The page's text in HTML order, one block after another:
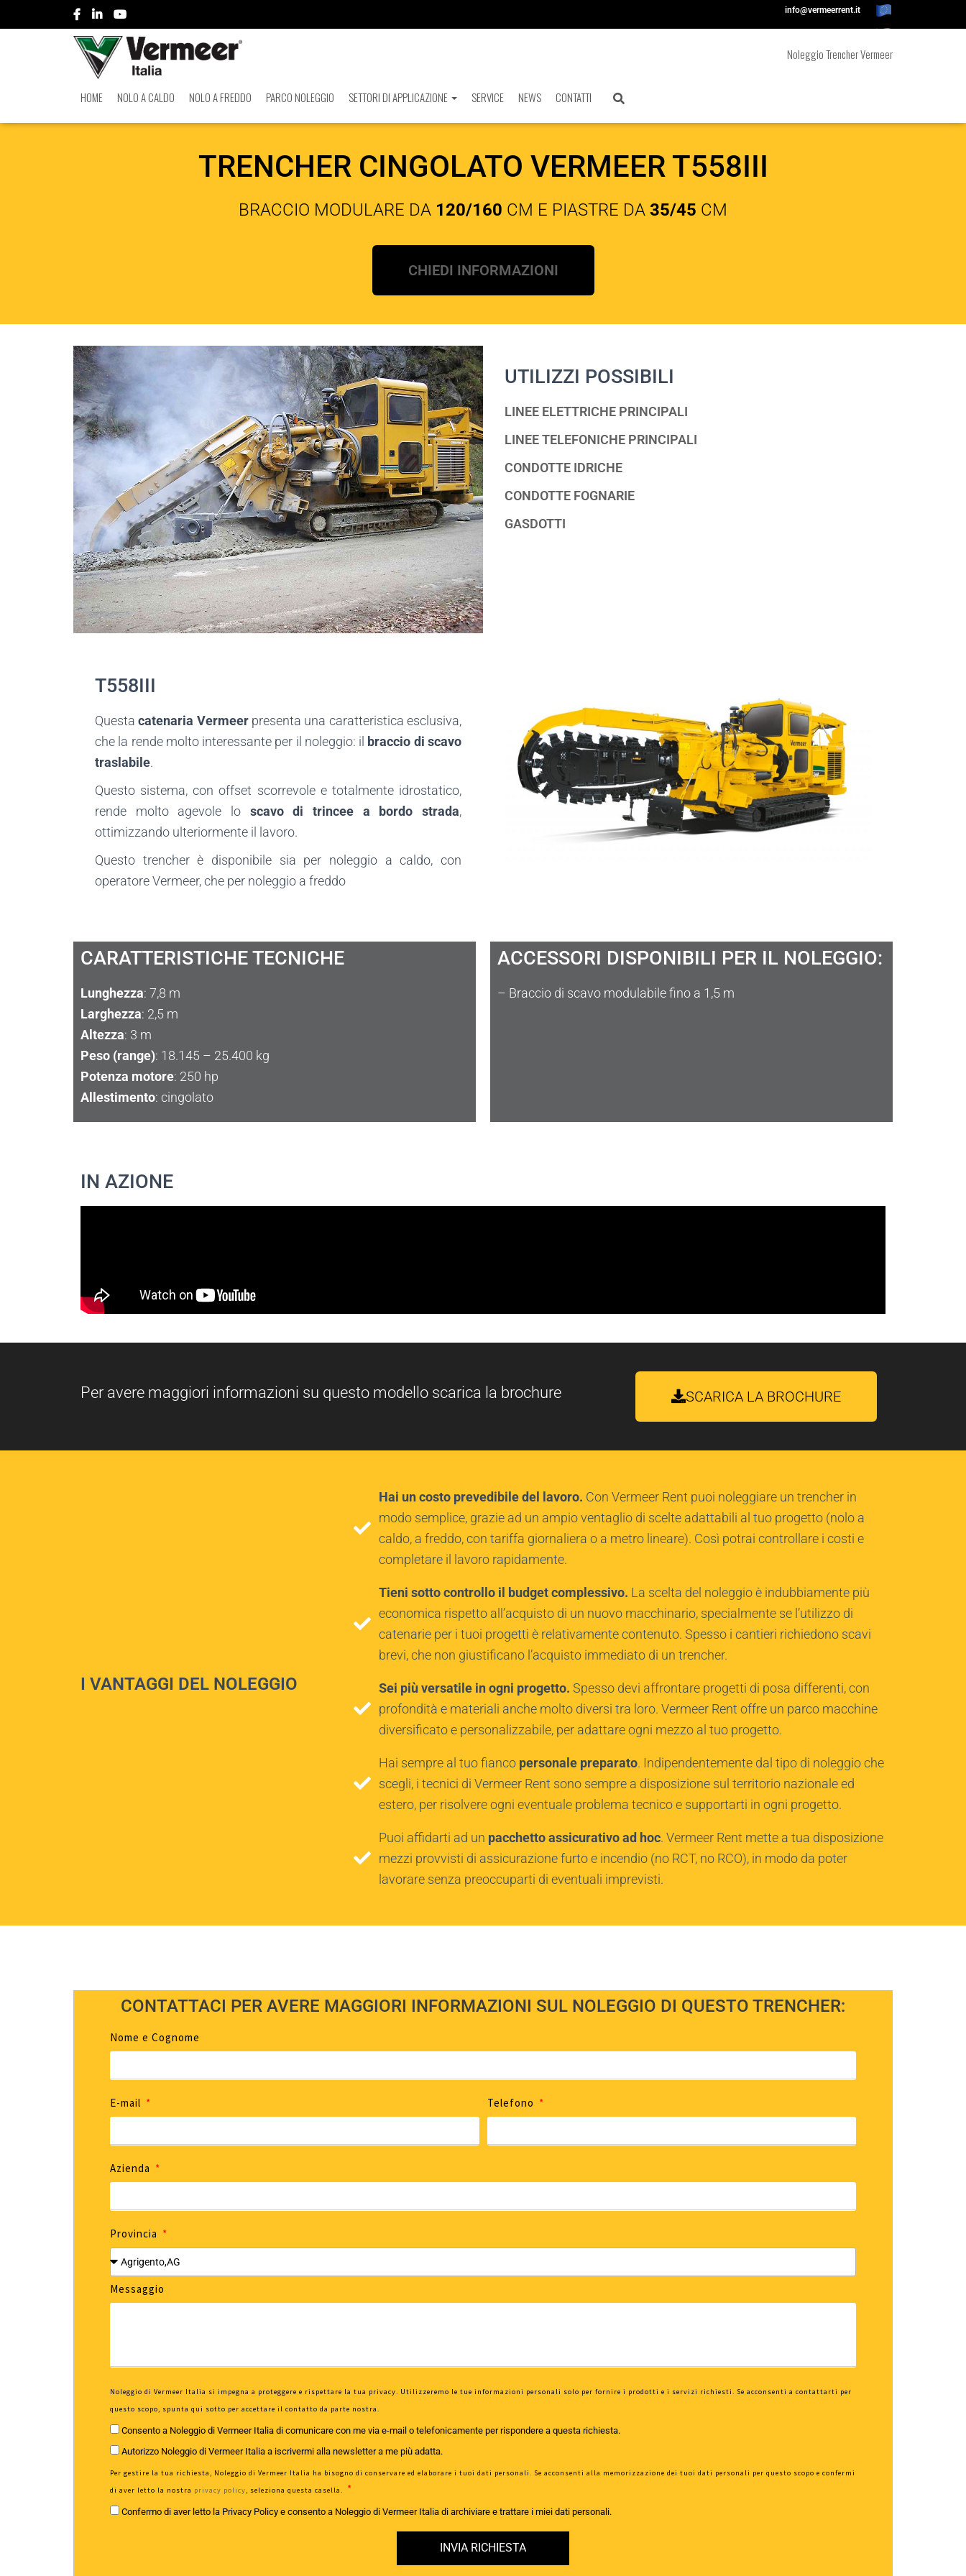
info@vermeerrent.it
Noleggio Trencher Vermeer
HOME NOLO A CALDO NOLO A FREDDO PARCO NOLEGGIO SETTORI DI APPLICAZIONE SERVICE NEWS CONTATTI
TRENCHER CINGOLATO VERMEER T558III
BRACCIO MODULARE DA 120/160 CM E PIASTRE DA 35/45 CM
CHIEDI INFORMAZIONI
UTILIZZI POSSIBILI
LINEE ELETTRICHE PRINCIPALI
LINEE TELEFONICHE PRINCIPALI
CONDOTTE IDRICHE
CONDOTTE FOGNARIE
GASDOTTI
T558III
Questacatenaria Vermeerpresenta una caratteristica esclusiva,
che la rende molto interessante per il noleggio: il braccio di scavo
traslabile.
Questo sistema, con offset scorrevole e totalmente idrostatico,
rende molto agevole lo scavo di trincee a bordo strada,
ottimizzando ulteriormente il lavoro.
Questo trencher è disponibile sia per noleggio a caldo, con
operatore Vermeer, che per noleggio a freddo
CARATTERISTICHE TECNICHE
Lunghezza: 7,8 m
Larghezza: 2,5 m
Altezza: 3 m
Peso (range): 18.145 – 25.400 kg
Potenza motore: 250 hp
Allestimento: cingolato
ACCESSORI DISPONIBILI PER IL NOLEGGIO:
– Braccio di scavo modulabile fino a 1,5 m
IN AZIONE
Per avere maggiori informazioni su questo modello scarica la brochure SCARICA LA BROCHURE
I VANTAGGI DEL NOLEGGIO
Hai un costo prevedibile del lavoro. Con Vermeer Rent puoi noleggiare un trencher in
modo semplice, grazie ad un ampio ventaglio di scelte adattabili al tuo progetto (nolo a
caldo, a freddo, con tariffa giornaliera o a metro lineare). Così potrai controllare i costi e
completare il lavoro rapidamente.
Tieni sotto controllo il budget complessivo. La scelta del noleggio è indubbiamente più
economica rispetto all’acquisto di un nuovo macchinario, specialmente se l’utilizzo di
catenarie per i tuoi progetti è relativamente contenuto. Spesso i cantieri richiedono scavi
brevi, che non giustificano l’acquisto immediato di un trencher.
Sei più versatile in ogni progetto. Spesso devi affrontare progetti di posa differenti, con
profondità e materiali anche molto diversi tra loro. Vermeer Rent offre un parco macchine
diversificato e personalizzabile, per adattare ogni mezzo al tuo progetto.
Hai sempre al tuo fianco personale preparato. Indipendentemente dal tipo di noleggio che
scegli, i tecnici di Vermeer Rent sono sempre a disposizione sul territorio nazionale ed
estero, per risolvere ogni eventuale problema tecnico e supportarti in ogni progetto.
Puoi affidarti ad un pacchetto assicurativo ad hoc. Vermeer Rent mette a tua disposizione
mezzi provvisti di assicurazione furto e incendio (no RCT, no RCO), in modo da poter
lavorare senza preoccuparti di eventuali imprevisti.
CONTATTACI PER AVERE MAGGIORI INFORMAZIONI SUL NOLEGGIO DI QUESTO TRENCHER:
Nome e Cognome
E-mail Telefono
Azienda
Provincia
Messaggio
Noleggio di Vermeer Italia si impegna a proteggere e rispettare la tua privacy. Utilizzeremo le tue informazioni personali solo per fornire i prodotti e i servizi richiesti. Se acconsenti a contattarti per
questo scopo, spunta qui sotto per accettare il contatto da parte nostra.
Consento a Noleggio di Vermeer Italia di comunicare con me via e-mail o telefonicamente per rispondere a questa richiesta.
Autorizzo Noleggio di Vermeer Italia a iscrivermi alla newsletter a me più adatta.
Per gestire la tua richiesta, Noleggio di Vermeer Italia ha bisogno di conservare ed elaborare i tuoi dati personali. Se acconsenti alla memorizzazione dei tuoi dati personali per questo scopo e confermi
di aver letto la nostra privacy policy , seleziona questa casella.
Confermo di aver letto la Privacy Policy e consento a Noleggio di Vermeer Italia di archiviare e trattare i miei dati personali.
INVIA RICHIESTA